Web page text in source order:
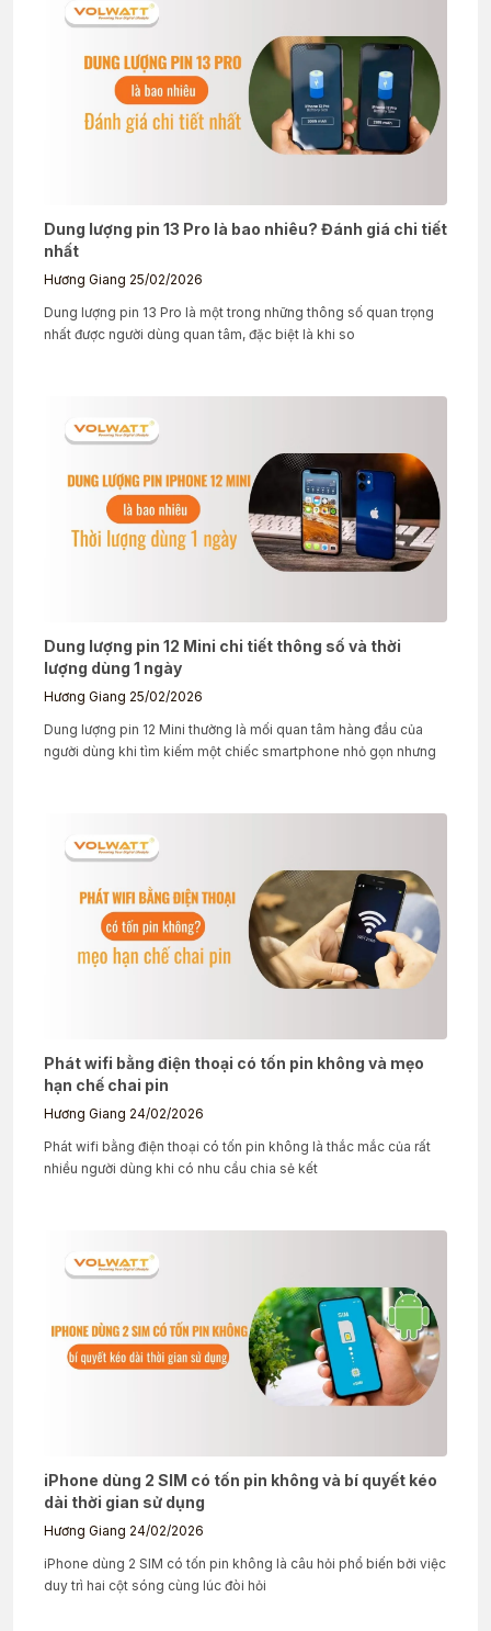
Dung lượng pin 13 Pro là bao nhiêu? Đánh giá chi tiết
nhất
Hương Giang 25/02/2026
Dung lượng pin 13 Pro là một trong những thông số quan trọng
nhất được người dùng quan tâm, đặc biệt là khi so
Dung lượng pin 12 Mini chi tiết thông số và thời
lượng dùng 1 ngày
Hương Giang 25/02/2026
Dung lượng pin 12 Mini thường là mối quan tâm hàng đầu của
người dùng khi tìm kiếm một chiếc smartphone nhỏ gọn nhưng
Phát wifi bằng điện thoại có tốn pin không và mẹo
hạn chế chai pin
Hương Giang 24/02/2026
Phát wifi bằng điện thoại có tốn pin không là thắc mắc của rất
nhiều người dùng khi có nhu cầu chia sẻ kết
iPhone dùng 2 SIM có tốn pin không và bí quyết kéo
dài thời gian sử dụng
Hương Giang 24/02/2026
iPhone dùng 2 SIM có tốn pin không là câu hỏi phổ biến bởi việc
duy trì hai cột sóng cùng lúc đòi hỏi